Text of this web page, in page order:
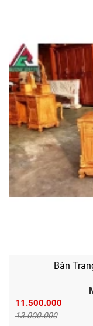
Bàn
11.500.000
13.000.000